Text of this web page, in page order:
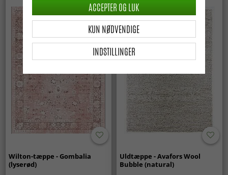
Wilton-tæppe - Gombalia
(lyserød)
Uldtæppe - Avafors Wool
Bubble (natural)
INDSTILLINGER
KUN NØDVENDIGE
ACCEPTER OG LUK